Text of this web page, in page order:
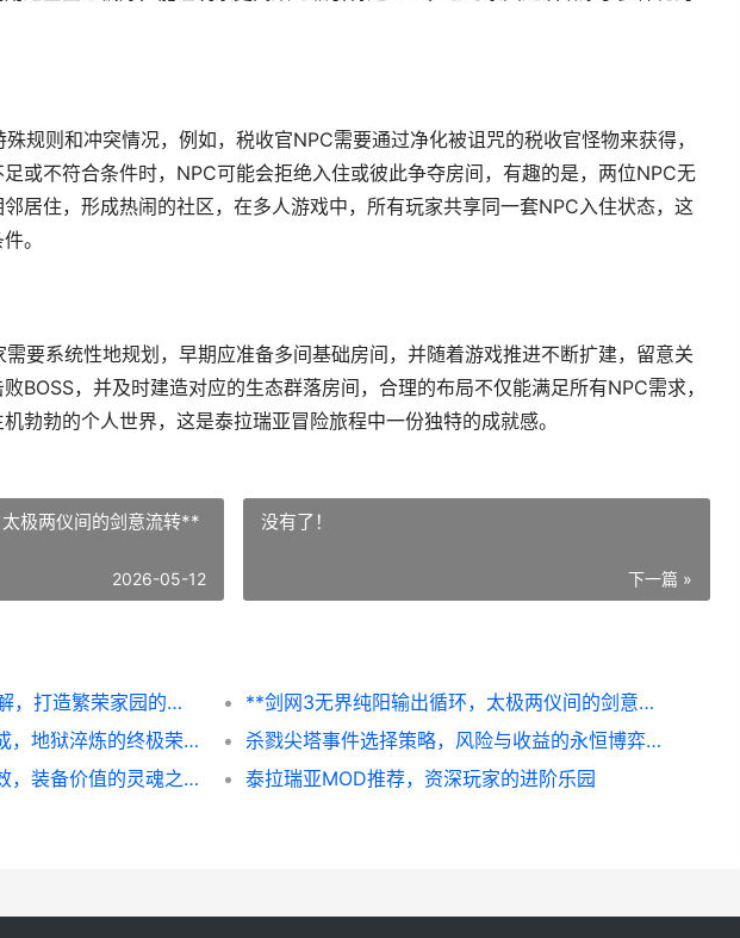
规则和冲突情况，例如，税收官NPC需要通过净化被诅咒的税收官怪物来获得，
或不符合条件时，NPC可能会拒绝入住或彼此争夺房间，有趣的是，两位NPC无
居住，形成热闹的社区，在多人游戏中，所有玩家共享同一套NPC入住状态，这
。
要系统性地规划，早期应准备多间基础房间，并随着游戏推进不断扩建，留意关
BOSS，并及时建造对应的生态群落房间，合理的布局不仅能满足所有NPC需求，
勃勃的个人世界，这是泰拉瑞亚冒险旅程中一份独特的成就感。
极两仪间的剑意流转**
2026-05-12
没有了！
下一篇 »
泰拉瑞亚NPC入住条件详解，打造繁荣家园的秘诀
**剑网3无界纯阳输出循环，太极两仪间的剑意流转**
**我的世界下界合金锭合成，地狱淬炼的终极荣耀**
杀戮尖塔事件选择策略，风险与收益的永恒博弈副标题
梦幻西游手游装备打造特效，装备价值的灵魂之光，副标题，特效如何决定你的江湖地位
泰拉瑞亚MOD推荐，资深玩家的进阶乐园